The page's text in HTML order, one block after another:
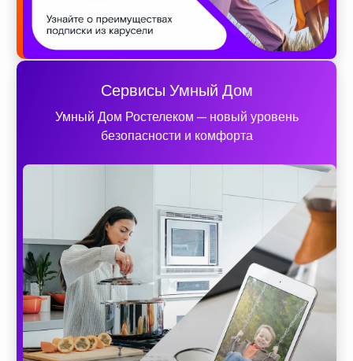
Сервисы Умный Дом
Умный Дом Ростелеком — новый уровень
безопасности и комфорта